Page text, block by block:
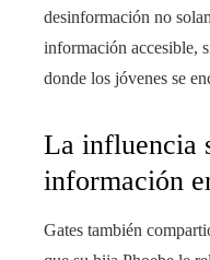
desinformación no
información accesible,
donde los jóvenes se
La influencia
información
Gates también